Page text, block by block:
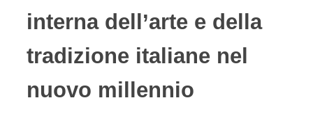
interna dell’arte e della
tradizione italiane nel
nuovo millennio